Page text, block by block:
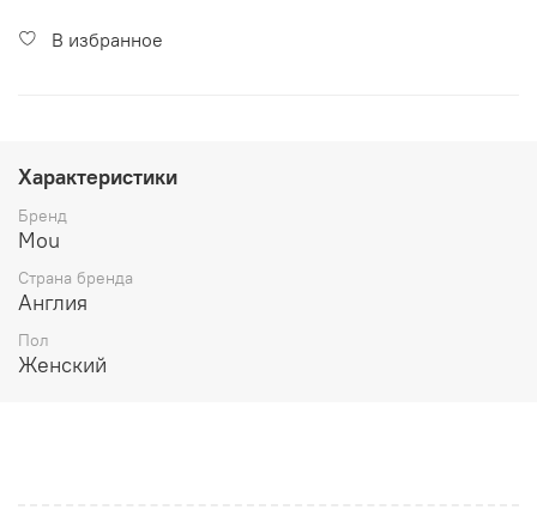
В избранное
Характеристики
Бренд
Mou
Страна бренда
Англия
Пол
Женский